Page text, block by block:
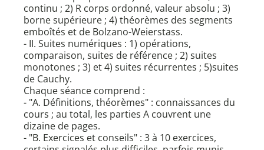
continu ; 2) R corps ordonné, valeur absolu ; 3)
borne supérieure ; 4) théorèmes des segments
emboîtés et de Bolzano-Weierstass.
- II. Suites numériques : 1) opérations,
comparaison, suites de référence ; 2) suites
monotones ; 3) et 4) suites récurrentes ; 5)suites
de Cauchy.
Chaque séance comprend :
- "A. Définitions, théorèmes" : connaissances du
cours ; au total, les parties A couvrent une
dizaine de pages.
- "B. Exercices et conseils" : 3 à 10 exercices,